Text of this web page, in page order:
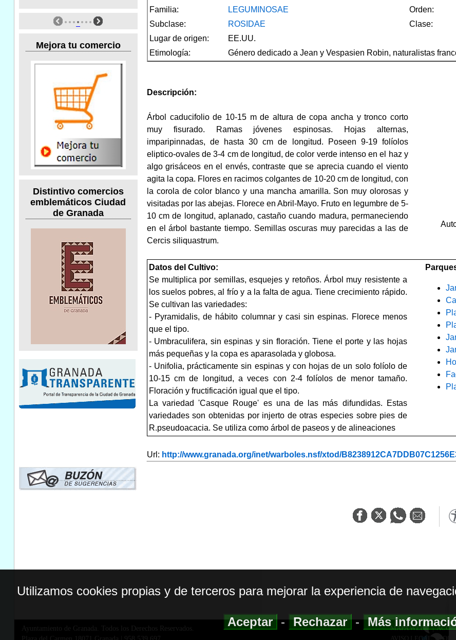
Mejora tu comercio
Distintivo comercios
emblemáticos Ciudad
de Granada
Familia:
LEGUMINOSAE Orden:
Subclase:
ROSIDAE Clase:
Lugar de origen:
EE.UU.
Etimología:
Género dedicado a Jean y Vespasien Robin, naturalistas
Descripción:
Árbol caducifolio de 10-15 m de altura de copa ancha y tronco corto
muy fisurado. Ramas jóvenes espinosas. Hojas alternas,
imparipinnadas, de hasta 30 cm de longitud. Poseen 9-19 folíolos
eliptico-ovales de 3-4 cm de longitud, de color verde intenso en el haz y
algo grisáceos en el envés, contraste que se aprecia cuando el viento
agita la copa. Flores en racimos colgantes de 10-20 cm de longitud, con
la corola de color blanco y una mancha amarilla. Son muy olorosas y
visitadas por las abejas. Florece en Abril-Mayo. Fruto en legumbre de 5-
10 cm de longitud, aplanado, castaño cuando madura, permaneciendo
en el árbol bastante tiempo. Semillas oscuras muy parecidas a las de
Cercis siliquastrum.
Datos del Cultivo:
Se multiplica por semillas, esquejes y retoños. Árbol muy resistente a
los suelos pobres, al frío y a la falta de agua. Tiene crecimiento rápido.
Se cultivan las variedades:
- Pyramidalis, de hábito columnar y casi sin espinas. Florece menos
que el tipo.
- Umbraculifera, sin espinas y sin floración. Tiene el porte y las hojas
más pequeñas y la copa es aparasolada y globosa.
- Unifolia, prácticamente sin espinas y con hojas de un solo folíolo de
10-15 cm de longitud, a veces con 2-4 folíolos de menor tamaño.
Floración y fructificación igual que el tipo.
La variedad 'Casque Rouge' es una de las más difundidas. Estas
variedades son obtenidas por injerto de otras especies sobre pies de
R.pseudoacacia. Se utiliza como árbol de paseos y de alineaciones
Url: http://www.granada.org/inet/warboles.nsf/xtod/
Ayuntamiento de Granada. Todos los Derechos Reservados.
MAPA WEB|
AVISO LEGAL|
Utilizamos cookies propias y de terceros para mejorar la experiencia de
Aceptar-Rechazar-Más